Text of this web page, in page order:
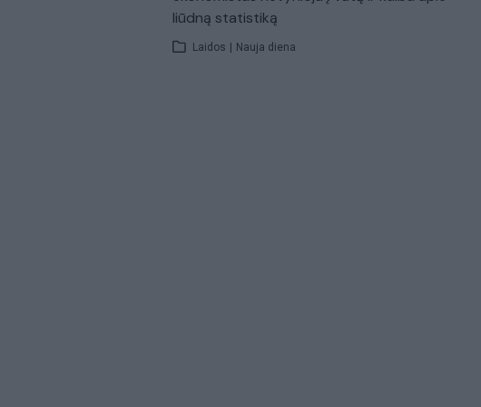
liūdną statistiką
Laidos | Nauja diena